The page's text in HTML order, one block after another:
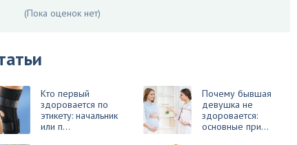
(Пока оценок нет)
Кто первый
здоровается по
этикету: начальник
или п...
Почему бывшая
девушка не
здоровается:
основные при...